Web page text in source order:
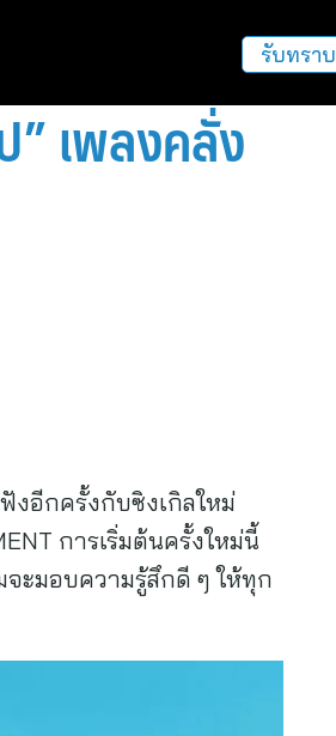
” เพลงคลั่ง
งอีกครั้งกับซิงเกิลใหม่
การเริ่มต้นครั้งใหม่นี้
ะมอบความรู้สึกดี ๆ ให้ทุก
รับทราบ